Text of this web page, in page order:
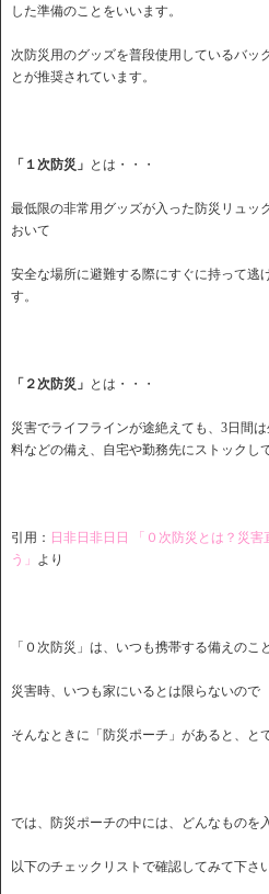
した準備のことをいいます。
次防災用のグッズを普段使用しているバッ
とが推奨されています。
「１次防災」 とは・・・
最低限の非常用グッズが入った防災リュッ
おいて
安全な場所に避難する際にすぐに持って逃
す。
「２次防災」 とは・・・
災害でライフラインが途絶えても、3日間
料などの備え、自宅や勤務先にストックし
引用： 日非日非日日 「０次防災とは？災
う」 より
「０次防災」は、いつも携帯する備えのこ
災害時、いつも家にいるとは限らないので
そんなときに「防災ポーチ」があると、と
では、防災ポーチの中には、どんなものを
以下のチェックリストで確認してみて下さい